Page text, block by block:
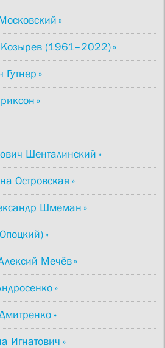
(1961–2022)
Гутнер
Шенталинский
Островская
Шмеман
Мечёв
Игнатович